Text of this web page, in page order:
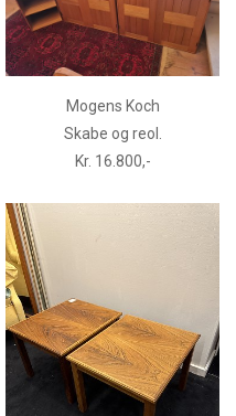
Mogens Koch
Skabe og reol.
Kr. 16.800,-